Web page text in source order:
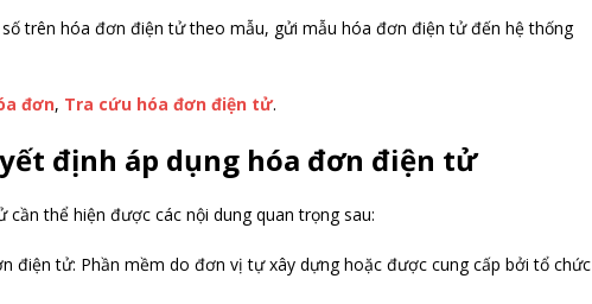
trên hóa đơn điện tử theo mẫu, gửi mẫu hóa đơn điện tử đến hệ thống
đơn, Tra cứu hóa đơn điện tử.
định áp dụng hóa đơn điện tử
thể hiện được các nội dung quan trọng sau:
điện tử: Phần mềm do đơn vị tự xây dựng hoặc được cung cấp bởi tổ chức